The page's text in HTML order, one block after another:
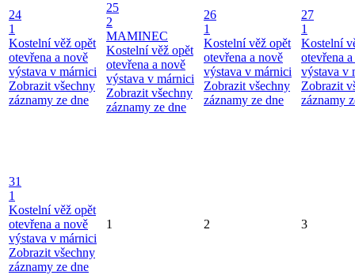
24
1
Kostelní věž opět
otevřena a nově
výstava v márnici
Zobrazit všechny
záznamy ze dne
25
2
MAMINEC
Kostelní věž opět
otevřena a nově
výstava v márnici
Zobrazit všechny
záznamy ze dne
26
1
Kostelní věž opět
otevřena a nově
výstava v márnici
Zobrazit všechny
záznamy ze dne
27
1
Kostelní
otevřena
výstava v
Zobrazit
záznamy
31
1
Kostelní věž opět
otevřena a nově
výstava v márnici
Zobrazit všechny
záznamy ze dne
1 2 3